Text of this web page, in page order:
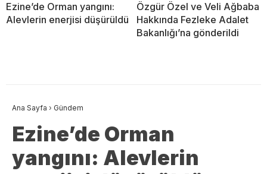
Ezine’de Orman yangını:
Alevlerin enerjisi düşürüldü
Özgür Özel ve Veli Ağbaba
Hakkında Fezleke Adalet
Bakanlığı’na gönderildi
Ana Sayfa › Gündem
Ezine’de Orman
yangını: Alevlerin